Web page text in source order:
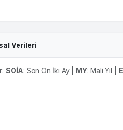
Verileri
SOİA: Son On İki Ay | MY: Mali Yıl |